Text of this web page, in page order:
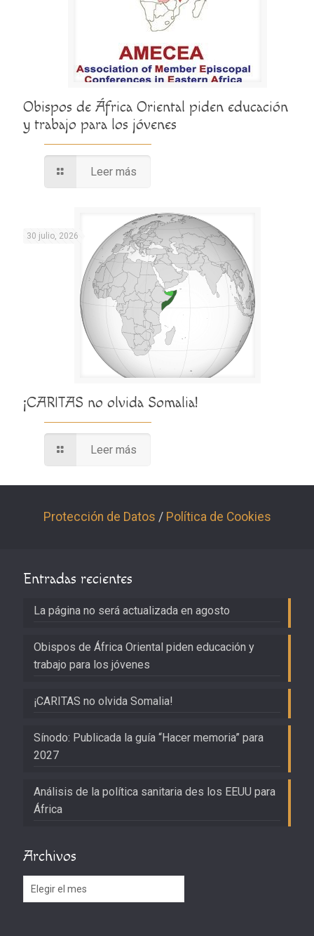
Obispos de África Oriental piden educación
y trabajo para los jóvenes
Leer más
30 julio, 2026
¡CARITAS no olvida Somalia!
Leer más
Protección de Datos / Política de Cookies
Entradas recientes
La página no será actualizada en agosto
Obispos de África Oriental piden educación y
trabajo para los jóvenes
¡CARITAS no olvida Somalia!
Sínodo: Publicada la guía “Hacer memoria” para
2027
Análisis de la política sanitaria des los EEUU para
África
Archivos
Archivos